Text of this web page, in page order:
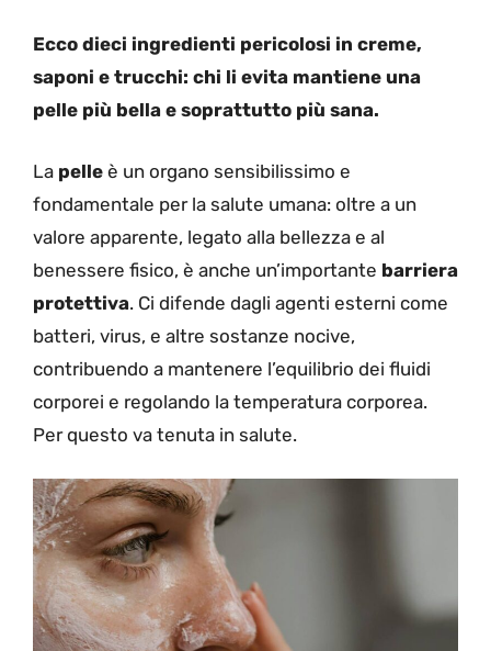
Ecco dieci ingredienti pericolosi in creme,
saponi e trucchi: chi li evita mantiene una
pelle più bella e soprattutto più sana.
La pelle è un organo sensibilissimo e
fondamentale per la salute umana: oltre a un
valore apparente, legato alla bellezza e al
benessere fisico, è anche un’importante barriera
protettiva. Ci difende dagli agenti esterni come
batteri, virus, e altre sostanze nocive,
contribuendo a mantenere l’equilibrio dei fluidi
corporei e regolando la temperatura corporea.
Per questo va tenuta in salute.